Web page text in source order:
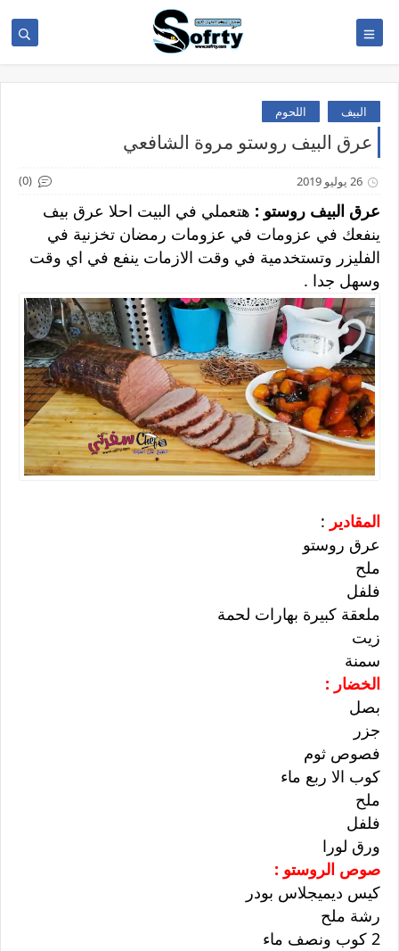
البيف اللحوم
عرق البيف روستو مروة الشافعي
26 يوليو 2019 (0)
عرق البيف روستو : هتعملي في البيت احلا عرق بيف
ينفعك في عزومات في عزومات رمضان تخزنية في
الفليزر وتستخدمية في وقت الازمات ينفع في اي وقت
وسهل جدا .
المقادير :
عرق روستو
ملح
فلفل
ملعقة كبيرة بهارات لحمة
زيت
سمنة
الخضار :
بصل
جزر
فصوص ثوم
كوب الا ربع ماء
ملح
فلفل
ورق لورا
صوص الروستو :
كيس ديميجلاس بودر
رشة ملح
2 كوب ونصف ماء